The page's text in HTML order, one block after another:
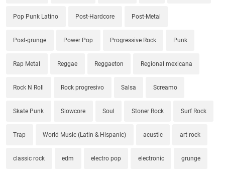
Pop Punk Latino Post-Hardcore Post-Metal
Post-grunge Power Pop Progressive Rock Punk
Rap Metal Reggae Reggaeton Regional mexicana
Rock N Roll Rock progresivo Salsa Screamo
Skate Punk Slowcore Soul Stoner Rock Surf Rock
Trap World Music (Latin & Hispanic) acustic art rock
classic rock edm electro pop electronic grunge